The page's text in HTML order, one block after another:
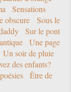
Sensations
obscure
Sous le
Sur le pont
Une page
Un soir de pluie
des enfants?
Être de